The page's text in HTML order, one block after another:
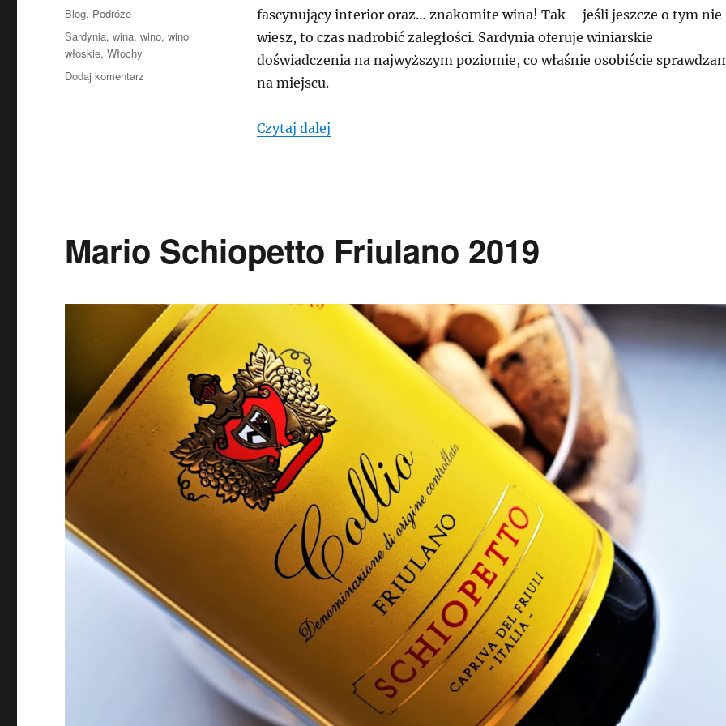
fascynujący interior oraz… znakomite wina! Tak – jeśli jeszcze o tym nie
wiesz, to czas nadrobić zaległości. Sardynia oferuje winiarskie
doświadczenia na najwyższym poziomie, co właśnie osobiście
na miejscu.
Czytaj dalej„SARDYNIA – TESTUJĘ DLA WAS ZNAKOMITE WINA Z TEJ
publikacji
Kategorie
Blog, Podróże
Tagi
Sardynia,wina,wino,wino
włoskie,Włochy
Dodaj komentarz
WYSPY
(wideo)
Mario Schiopetto Friulano 2019